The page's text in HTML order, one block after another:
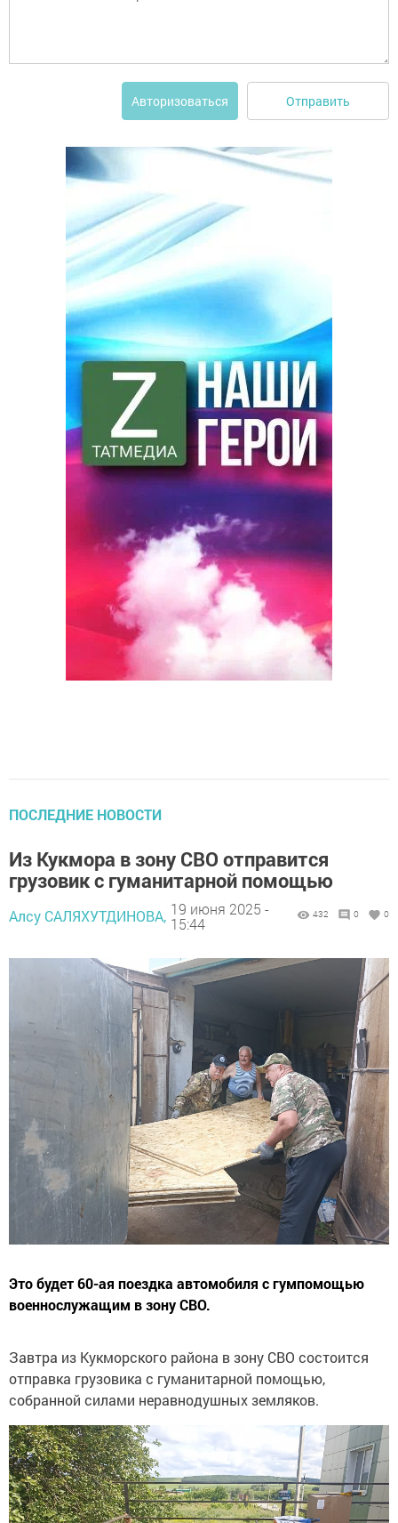
Авторизоваться Отправить
ПОСЛЕДНИЕ НОВОСТИ
Из Кукмора в зону СВО отправится
грузовик с гуманитарной помощью
Алсу САЛЯХУТДИНОВА, 19 июня 2025 -
15:44
432 0 0
Это будет 60-ая поездка автомобиля с гумпомощью
военнослужащим в зону СВО.
Завтра из Кукморского района в зону СВО состоится
отправка грузовика с гуманитарной помощью,
собранной силами неравнодушных земляков.